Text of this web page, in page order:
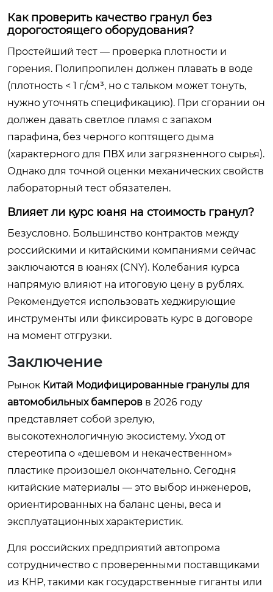
Как проверить качество гранул без
дорогостоящего оборудования?
Простейший тест — проверка плотности и
горения. Полипропилен должен плавать в воде
(плотность < 1 г/см³, но с тальком может тонуть,
нужно уточнять спецификацию). При сгорании он
должен давать светлое пламя с запахом
парафина, без черного коптящего дыма
(характерного для ПВХ или загрязненного сырья).
Однако для точной оценки механических свойств
лабораторный тест обязателен.
Влияет ли курс юаня на стоимость гранул?
Безусловно. Большинство контрактов между
российскими и китайскими компаниями сейчас
заключаются в юанях (CNY). Колебания курса
напрямую влияют на итоговую цену в рублях.
Рекомендуется использовать хеджирующие
инструменты или фиксировать курс в договоре
на момент отгрузки.
Заключение
Рынок Китай Модифицированные гранулы для
автомобильных бамперов в 2026 году
представляет собой зрелую,
высокотехнологичную экосистему. Уход от
стереотипа о «дешевом и некачественном»
пластике произошел окончательно. Сегодня
китайские материалы — это выбор инженеров,
ориентированных на баланс цены, веса и
эксплуатационных характеристик.
Для российских предприятий автопрома
сотрудничество с проверенными поставщиками
из КНР, такими как государственные гиганты или